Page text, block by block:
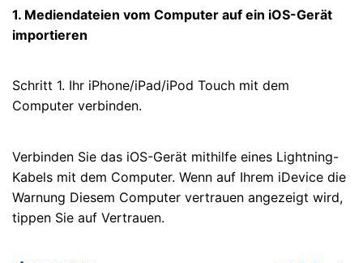
1. Mediendateien vom Computer auf ein iOS-Gerät
importieren
Schritt 1. Ihr iPhone/iPad/iPod Touch mit dem
Computer verbinden.
Verbinden Sie das iOS-Gerät mithilfe eines Lightning-
Kabels mit dem Computer. Wenn auf Ihrem iDevice die
Warnung Diesem Computer vertrauen angezeigt wird,
tippen Sie auf Vertrauen.